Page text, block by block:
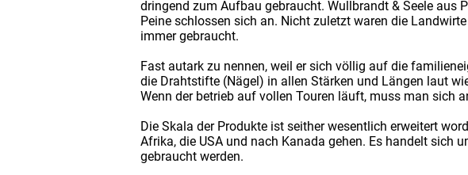
dringend zum Aufbau gebraucht. Wullbrandt & Seele aus
Peine schlossen sich an. Nicht zuletzt waren die
immer gebraucht.
Fast autark zu nennen, weil er sich völlig auf die
die Drahtstifte (Nägel) in allen Stärken und Längen laut
Wenn der betrieb auf vollen Touren läuft, muss man sich
Die Skala der Produkte ist seither wesentlich erweitert
Afrika, die USA und nach Kanada gehen. Es handelt sich
gebraucht werden.